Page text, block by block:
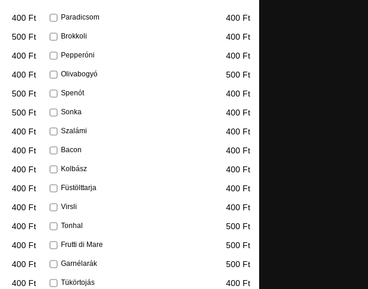
400 Ft
500 Ft
400 Ft
400 Ft
500 Ft
500 Ft
400 Ft
400 Ft
400 Ft
400 Ft
400 Ft
400 Ft
400 Ft
400 Ft
400 Ft
Paradicsom 400 Ft
Brokkoli 400 Ft
Pepperóni 400 Ft
Olivabogyó 500 Ft
Spenót 400 Ft
Sonka 400 Ft
Szalámi 400 Ft
Bacon 400 Ft
Kolbász 400 Ft
Füstölttarja 400 Ft
Virsli 400 Ft
Tonhal 500 Ft
Frutti di Mare 500 Ft
Garnélarák 500 Ft
Tükörtojás 400 Ft